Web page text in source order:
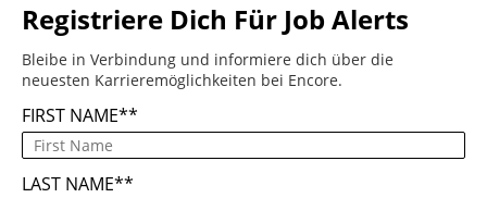
Registriere Dich Für Job Alerts
Bleibe in Verbindung und informiere dich über die
neuesten Karrieremöglichkeiten bei Encore.
FIRST NAME*
LAST NAME*